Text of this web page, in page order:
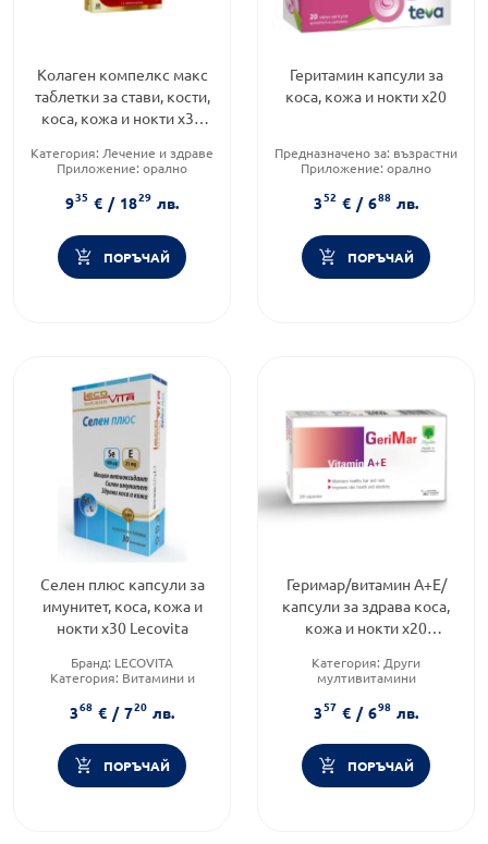
Колаген компелкс макс
таблетки за стави, кости,
коса, кожа и нокти х30
Категория: Лечение и здраве
Приложение: орално
935 € / 1829 лв.
ПОРЪЧАЙ
Геритамин капсули за
коса, кожа и нокти х20
Предназначено за: възрастни
Приложение: орално
352 € / 688 лв.
ПОРЪЧАЙ
Селен плюс капсули за
имунитет, коса, кожа и
нокти х30 Lecovita
Бранд: LECOVITA
Категория: Витамини и
Предназначено за: възрастни
368 € / 720 лв.
ПОРЪЧАЙ
Геримар/витамин А+Е/
капсули за здрава коса,
кожа и нокти х20
Категория: Други
мултивитамини
Форма на продукта:капсули
357 € / 698 лв.
ПОРЪЧАЙ